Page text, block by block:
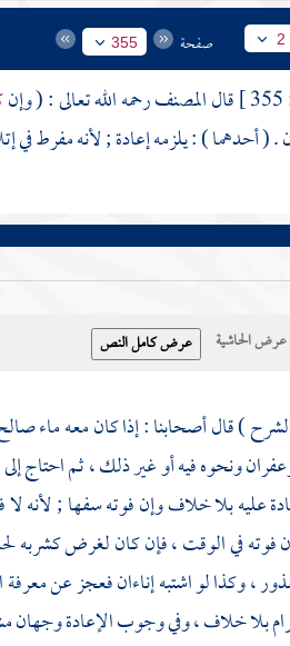
2 صفحة 355
قالالمصنفرحمه الله تعالى : ( وإن
( أحدهما ) : يلزمه إعادة ; لأنه مفرط في
عرض الحاشية
) قال أصحابنا : إذا كان معه ماء
ونحوه فيه أو غير ذلك ، ثم احتاج
عليه بلا خلاف وإن فوته سفها ; لأنه
فوته في الوقت ، فإن كان لغرض كشربه
، وكذا لو اشتبه إناءان فعجز عن
بلا خلاف ، وفي وجوب الإعادة وجهان